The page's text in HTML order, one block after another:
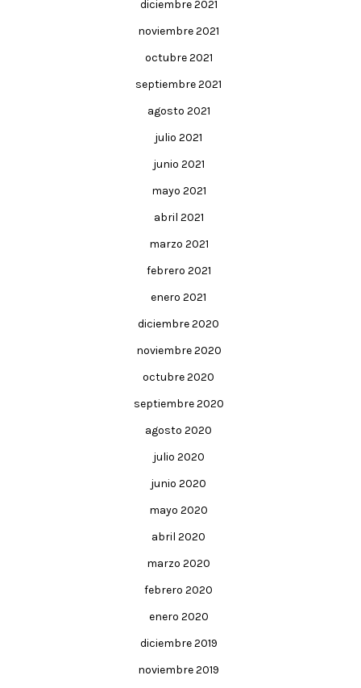
diciembre 2021
noviembre 2021
octubre 2021
septiembre 2021
agosto 2021
julio 2021
junio 2021
mayo 2021
abril 2021
marzo 2021
febrero 2021
enero 2021
diciembre 2020
noviembre 2020
octubre 2020
septiembre 2020
agosto 2020
julio 2020
junio 2020
mayo 2020
abril 2020
marzo 2020
febrero 2020
enero 2020
diciembre 2019
noviembre 2019